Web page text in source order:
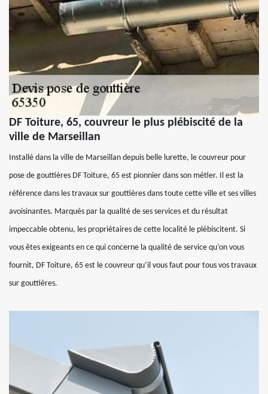
DF Toiture, 65, couvreur le plus plébiscité de la
ville de Marseillan
Installé dans la ville de Marseillan depuis belle lurette, le couvreur pour
pose de gouttières DF Toiture, 65 est pionnier dans son métier. Il est la
référence dans les travaux sur gouttières dans toute cette ville et ses villes
avoisinantes. Marqués par la qualité de ses services et du résultat
impeccable obtenu, les propriétaires de cette localité le plébiscitent. Si
vous êtes exigeants en ce qui concerne la qualité de service qu’on vous
fournit, DF Toiture, 65 est le couvreur qu’il vous faut pour tous vos travaux
sur gouttières.